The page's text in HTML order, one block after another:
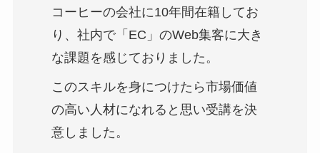
コーヒーの会社に10年間在籍してお
り、社内で「EC」のWeb集客に大き
な課題を感じておりました。
このスキルを身につけたら市場価値
の高い人材になれると思い受講を決
意しました。